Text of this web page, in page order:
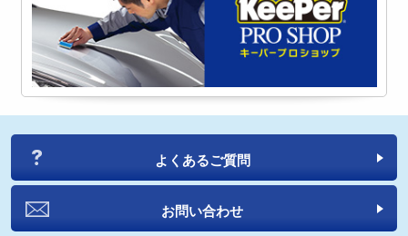
よくあるご質問
お問い合わせ